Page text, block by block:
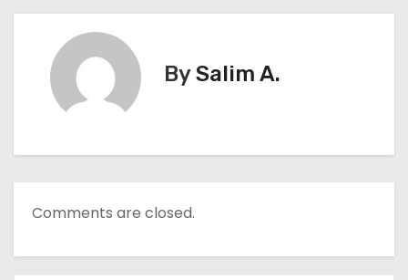
o
BySalim A.
Comments are closed.